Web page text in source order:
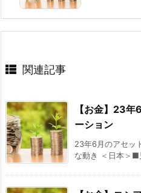
関連記事
【お金】23
ーション
23年6月のアセッ
な動き ＜日本＞■